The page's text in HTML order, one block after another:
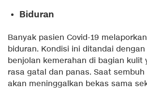
Biduran
Banyak pasien Covid-19
biduran. Kondisi ini ditandai
benjolan kemerahan di bagian kulit
rasa gatal dan panas. Saat
akan meninggalkan bekas sama